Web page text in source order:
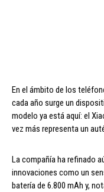
En el ámbito de los
cada año surge un
modelo ya está aquí: el
vez más representa un
La compañía ha refinado
innovaciones como un
batería de 6.800 mAh y,